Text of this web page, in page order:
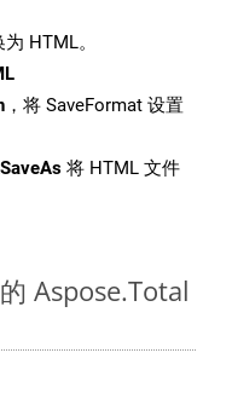
HTML。
，将 SaveFormat 设置
将 HTML 文件
Aspose.Total